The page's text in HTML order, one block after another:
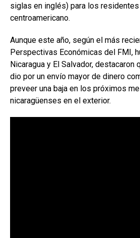
siglas en inglés) para los
centroamericano.
Aunque este año, según el más
Perspectivas Económicas del FMI,
Nicaragua y El Salvador,
dio por un envío mayor de dinero
preveer una baja en los próximos
nicaragüenses en el exterior.